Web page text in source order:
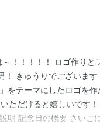
！！！！！ ロゴ作りと
！ きゅうりでございま
テーマにしたロゴを作
ただけると嬉しいです
明 記念日の概要 さいご